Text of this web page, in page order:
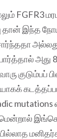
FGFR3
தான்
சார்ந்ததா
அது
குடும்பப்